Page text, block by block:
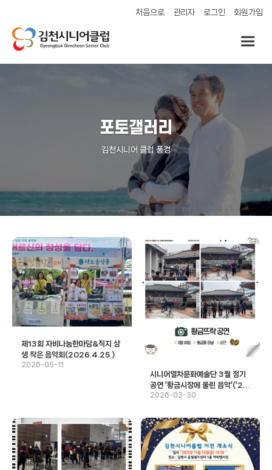
처음으로 관리자 로그인 회원가입
포토갤러리
김천시니어 클럽 풍경
제13회 자비나눔한마당&직지 상
생 작은 음악회(2026.4.25.)
2026-05-11
시니어열차문화예술단 3월 정기
공연 ‘황금시장에 울린 음악‘(‘26.
03.25.)
2026-03-30